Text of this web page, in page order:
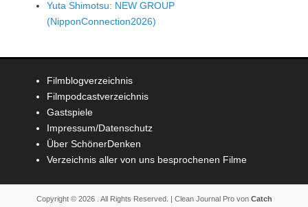
Yuta Shimotsu: NEW GROUP
(NipponConnection2026)
Filmblogverzeichnis
Filmpodcastverzeichnis
Gastspiele
Impressum/Datenschutz
Über SchönerDenken
Verzeichnis aller von uns besprochenen Filme
Copyright © 2026 . All Rights Reserved. | Clean Journal Pro von Catch